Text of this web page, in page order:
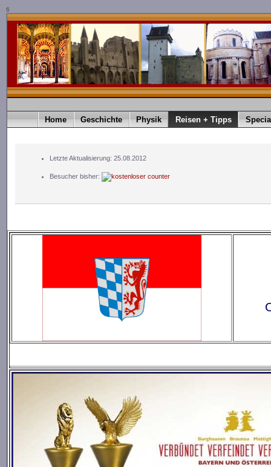
6
Home Geschichte Physik Reisen + Tipps
Letzte Aktualisierung: 25.08.2012
Besucher bisher: